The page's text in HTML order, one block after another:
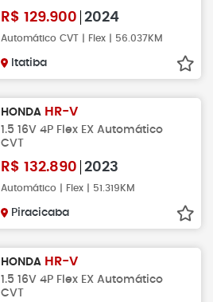
R$ 129.900 2024
Automático CVT | Flex | 56.037KM
Itatiba
HONDA HR-V
1.5 16V 4P Flex EX Automático
CVT
R$ 132.890 2023
Automático | Flex | 51.319KM
Piracicaba
HONDA HR-V
1.5 16V 4P Flex EX Automático
CVT